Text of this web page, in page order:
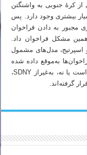
از کرهٔ جنوبی به واشنگتن
بیشتری وجود دارد. پس
مجبور به دادن فراخوان
مشکل فراخوان داد.
و اسپرتیج، مدل‌های مشمول
به‌موقع داده شده
و همچنین آیا منجر به رفع کامل مشکلات شده است یا نه، به‌غیراز SDNY،